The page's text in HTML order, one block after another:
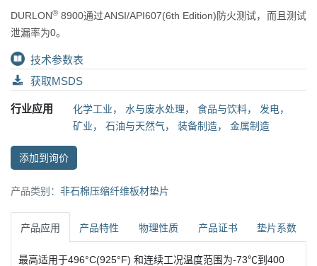
DURLON® 8900通过ANSI/API607(6th Edition)防火测试，而且测试
泄漏率为0。
技术参数表
获取MSDS
行业应用 化学工业， 水与废水处理， 食品与饮料， 发电，
矿业， 石油与天然气， 装备制造， 金属制造
添加到询价
产品类别： 非石棉压缩纤维板材垫片
产品应用 产品特性 物理性质 产品证书 垫片系数
最高适用于496°C(925°F) 和连续工况温度范围为-73℃到400